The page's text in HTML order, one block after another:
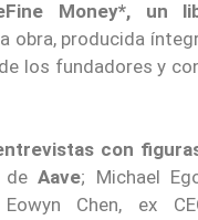
Money*,
un
obra, producida
los fundadores y
con
deAave; Michael
Chen, ex